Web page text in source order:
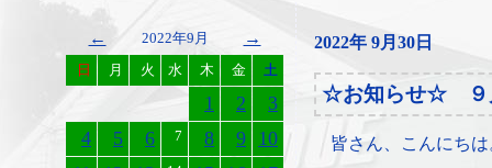
← 2022年9月 →
日 月 火 水 木 金 土
1 2
3
4
5 6 7 8 9 10
2022年 9月30日
☆お知らせ☆ ９
皆さん、こんにちは